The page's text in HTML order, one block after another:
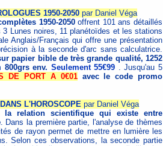
1950-2050 par Daniel Véga
1950-2050offrent 101 ans détaillés
Lunes noires, 11 planétoïdes et les stations
Anglais/Français qui offre une présentation
à la seconde d'arc sans calculatrice.
papier bible de très grande qualité, 1252
800grs env. Seulement 55€99 . Jusqu'au 5
DE PORT A 0€01avec le code promo
L'HOROSCOPE par Daniel Véga
la relation scientifique qui existe entre
. Dans la première partie, l'analyse de thèmes
de rayon permet de mettre en lumière les
Selon ces observations, la seconde partie